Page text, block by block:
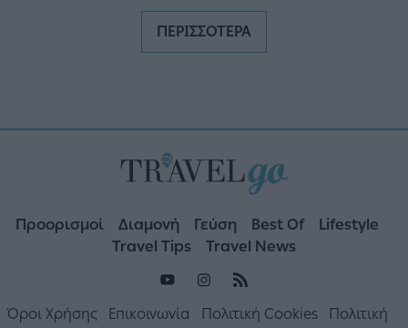
ΠΕΡΙΣΣΟΤΕΡΑ
Προορισμοί Διαμονή Γεύση Best Of
Lifestyle
Travel Tips
Travel News
Όροι Χρήσης Επικοινωνία Πολιτική Cookies
Πολιτική